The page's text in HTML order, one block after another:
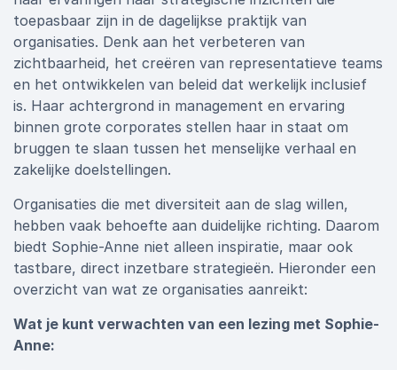
toepasbaar zijn in de dagelijkse praktijk van
organisaties. Denk aan het verbeteren van
zichtbaarheid, het creëren van representatieve teams
en het ontwikkelen van beleid dat werkelijk inclusief
is. Haar achtergrond in management en ervaring
binnen grote corporates stellen haar in staat om
bruggen te slaan tussen het menselijke verhaal en
zakelijke doelstellingen.
Organisaties die met diversiteit aan de slag willen,
hebben vaak behoefte aan duidelijke richting. Daarom
biedt Sophie-Anne niet alleen inspiratie, maar ook
tastbare, direct inzetbare strategieën. Hieronder een
overzicht van wat ze organisaties aanreikt:
Wat je kunt verwachten van een lezing met Sophie-
Anne: